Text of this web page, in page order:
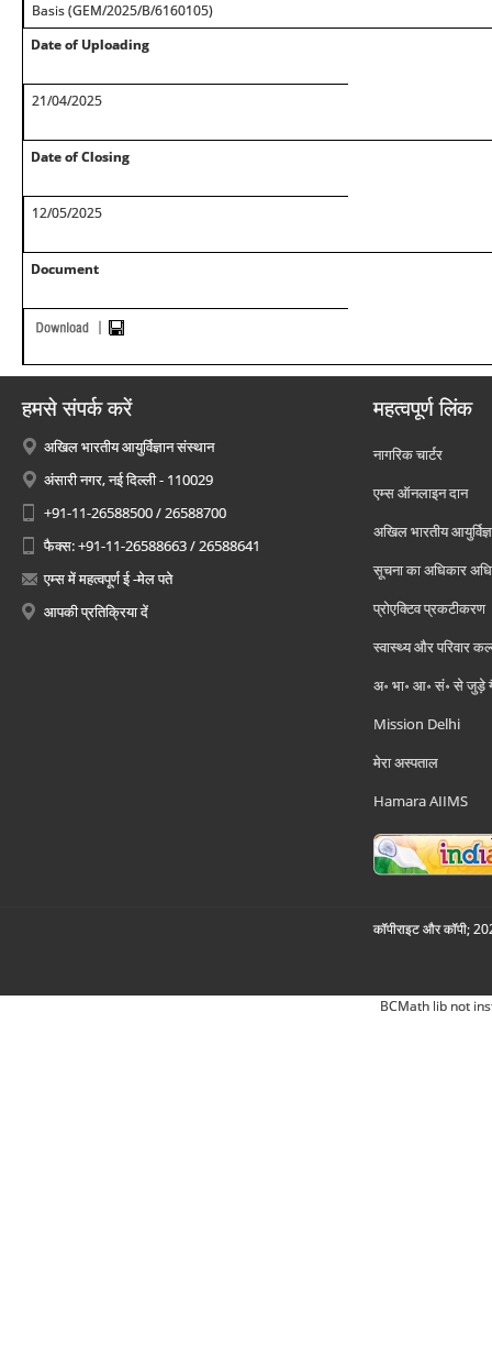
Basis (GEM/2025/B/6160105)
Date of Uploading
21/04/2025
Date of Closing
12/05/2025
Document
हमसे संपर्क करें
अखिल भारतीय आयुर्विज्ञान संस्थान
अंसारी नगर, नई दिल्ली - 110029
+91-11-26588500 / 26588700
फैक्स: +91-11-26588663 / 26588641
एम्स में महत्वपूर्ण ई -मेल पते
आपकी प्रतिक्रिया दें
महत्वपूर्ण लिंक
नागरिक चार्टर
एम्स ऑनलाइन दान
अखिल भारतीय
सूचना का अधिकार
प्रोएक्टिव प्रकटीकरण
स्वास्थ्य और परिवार
अ॰ भा॰ आ॰ सं॰ से जुड़े
Mission Delhi
मेरा अस्पताल
Hamara AIIMS
कॉपीराइट और कॉपी;
BCMath lib not